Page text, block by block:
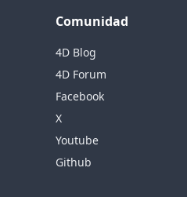
Comunidad
4D Blog
4D Forum
Facebook
X
Youtube
Github